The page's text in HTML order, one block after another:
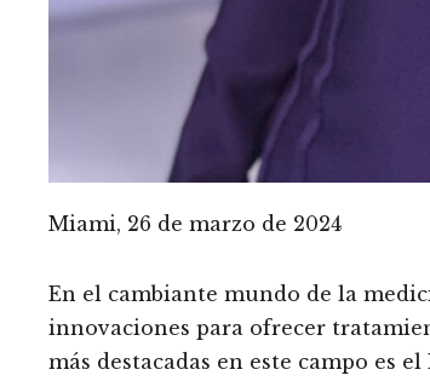
Miami, 26 de marzo de 2024
En el cambiante mundo de la
innovaciones para ofrecer
más destacadas en este campo es